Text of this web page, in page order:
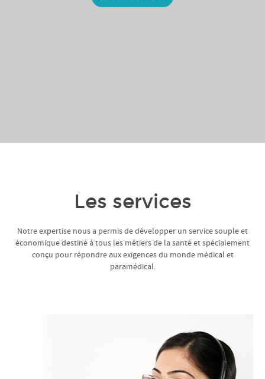
Les services
Notre expertise nous a permis de développer un service souple et
économique destiné à tous les métiers de la santé et spécialement
conçu pour répondre aux exigences du monde médical et
paramédical.